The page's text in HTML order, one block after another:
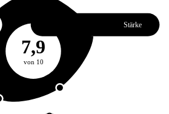
7,9
von 10
Stärke